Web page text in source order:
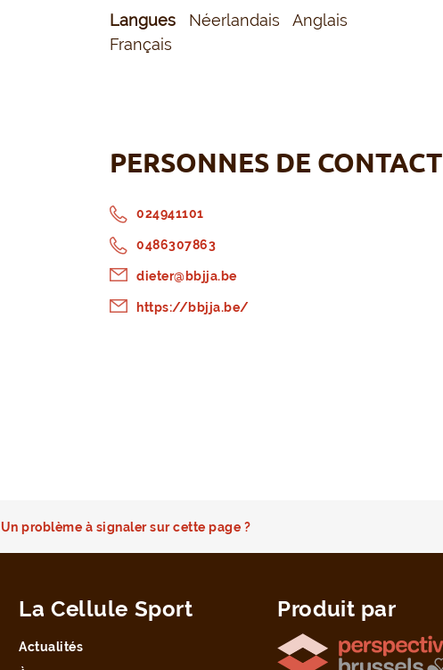
Langues Néerlandais
Anglais
Français
PERSONNES DE CONTACT
024941101
0486307863
dieter@bbjja.be
https://bbjja.be/
Un problème à signaler sur cette page ?
La Cellule Sport
Actualités
Produit par